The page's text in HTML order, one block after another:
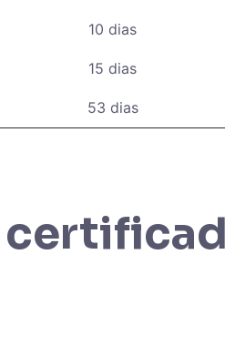
10 dias
15 dias
53 dias